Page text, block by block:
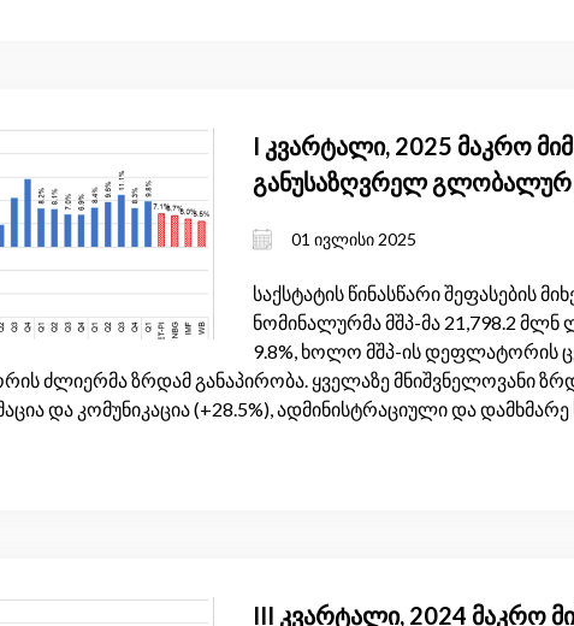
I კვარტალი, 2025 მაკრო
განუსაზღვრელ
01 ივლისი 2025
საქსტატის წინასწარი შეფასების
ნომინალურმა მშპ-მა 21,798.2
9.8%, ხოლო მშპ-ის დეფლატორის
ძლიერმა ზრდამ განაპირობა. ყველაზე მნიშვნელოვანი
და კომუნიკაცია (+28.5%), ადმინისტრაციული და
III კვარტალი, 2024 მაკრო